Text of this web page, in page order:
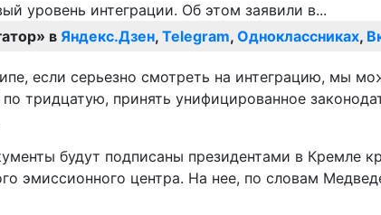
в Яндекс.Дзен, Telegram, Одноклассниках,
если серьезно смотреть на интеграцию, мы
тридцатую, принять унифицированное
будут подписаны президентами в Кремле
эмиссионного центра. На нее, по словам